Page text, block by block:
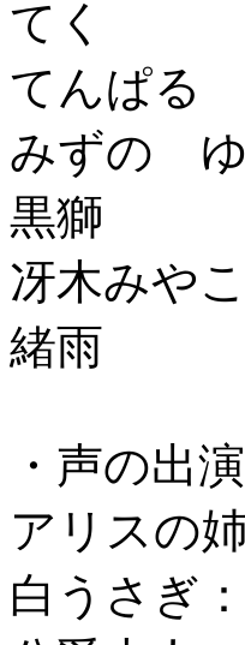
てく
てんぱる
みずの
黒獅
冴木みやこ
緒雨
・声の出演
アリスの
白うさぎ